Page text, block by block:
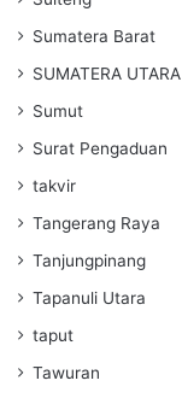
Sumatera Barat
SUMATERA UTARA
Sumut
Surat Pengaduan
takvir
Tangerang Raya
Tanjungpinang
Tapanuli Utara
taput
Tawuran